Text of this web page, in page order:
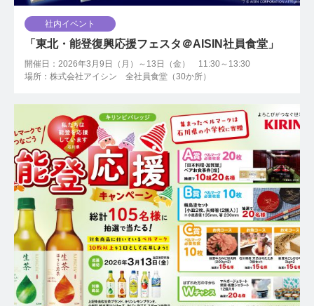
社内イベント
「東北・能登復興応援フェスタ＠AISIN社員食堂」
開催日：2026年3月9日（月）～13日（金） 11:30～13:30
場所：株式会社アイシン 全社員食堂（30か所）